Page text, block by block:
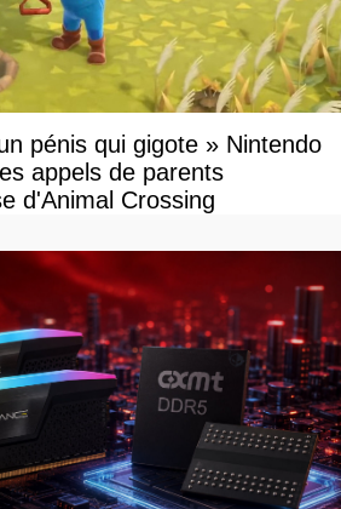
pénis qui gigote » Nintendo
appels de parents
d'Animal Crossing